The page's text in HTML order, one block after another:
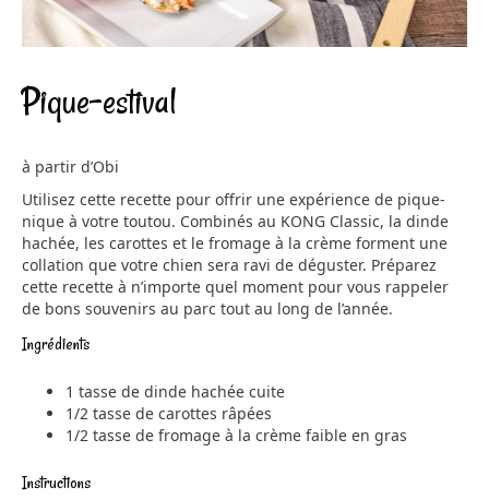
Pique-estival
à partir d’Obi
Utilisez cette recette pour offrir une expérience de pique-
nique à votre toutou. Combinés au KONG Classic, la dinde
hachée, les carottes et le fromage à la crème forment une
collation que votre chien sera ravi de déguster. Préparez
cette recette à n’importe quel moment pour vous rappeler
de bons souvenirs au parc tout au long de l’année.
Ingrédients
1 tasse de dinde hachée cuite
1/2 tasse de carottes râpées
1/2 tasse de fromage à la crème faible en gras
Instructions